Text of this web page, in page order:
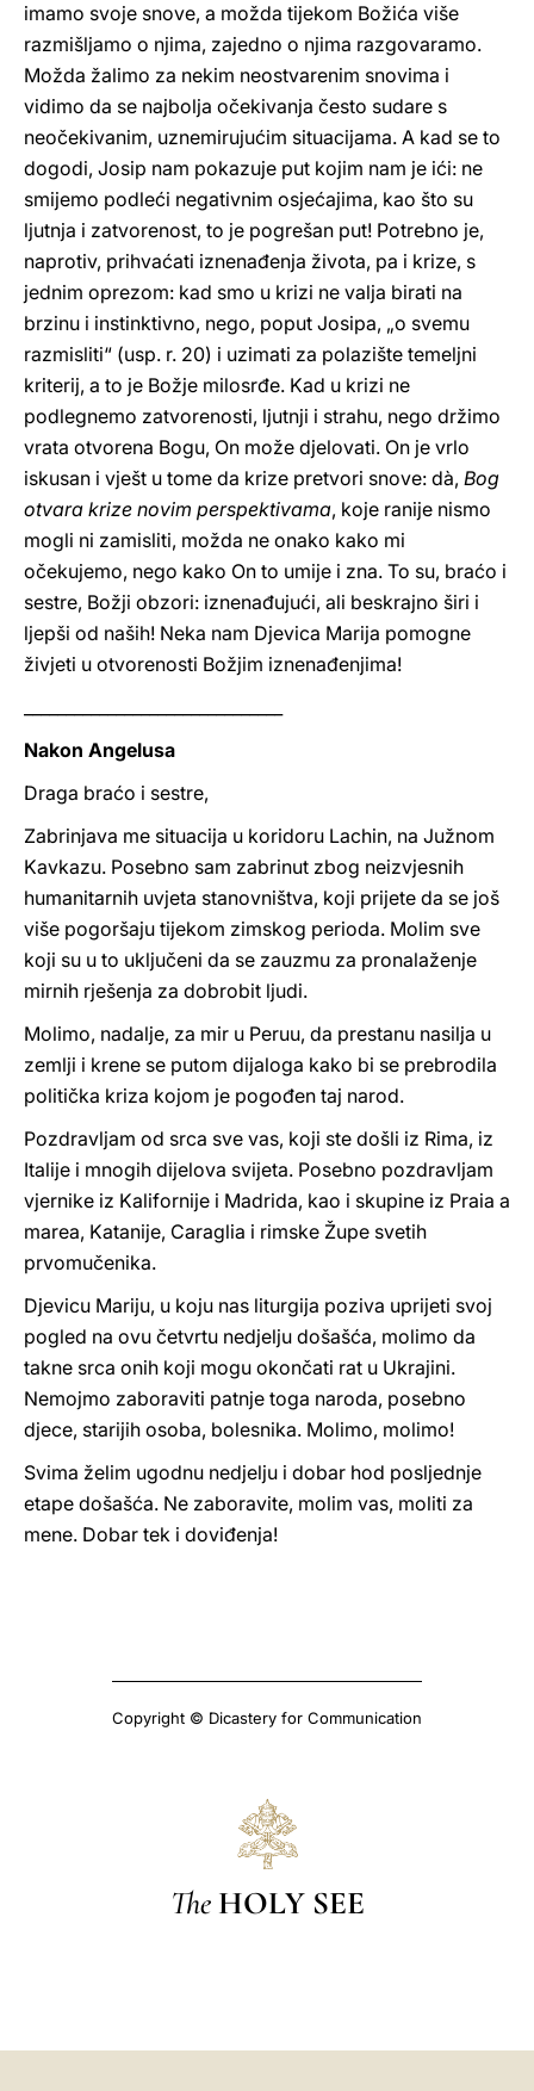
imamo svoje snove, a možda tijekom Božića više
razmišljamo o njima, zajedno o njima razgovaramo.
Možda žalimo za nekim neostvarenim snovima i
vidimo da se najbolja očekivanja često sudare s
neočekivanim, uznemirujućim situacijama. A kad se to
dogodi, Josip nam pokazuje put kojim nam je ići: ne
smijemo podleći negativnim osjećajima, kao što su
ljutnja i zatvorenost, to je pogrešan put! Potrebno je,
naprotiv, prihvaćati iznenađenja života, pa i krize, s
jednim oprezom: kad smo u krizi ne valja birati na
brzinu i instinktivno, nego, poput Josipa, „o svemu
razmisliti“ (usp. r. 20) i uzimati za polazište temeljni
kriterij, a to je Božje milosrđe. Kad u krizi ne
podlegnemo zatvorenosti, ljutnji i strahu, nego držimo
vrata otvorena Bogu, On može djelovati. On je vrlo
iskusan i vješt u tome da krize pretvori snove: dà, Bog
otvara krize novim perspektivama, koje ranije nismo
mogli ni zamisliti, možda ne onako kako mi
očekujemo, nego kako On to umije i zna. To su, braćo i
sestre, Božji obzori: iznenađujući, ali beskrajno širi i
ljepši od naših! Neka nam Djevica Marija pomogne
živjeti u otvorenosti Božjim iznenađenjima!
Nakon Angelusa
Draga braćo i sestre,
Zabrinjava me situacija u koridoru Lachin, na Južnom
Kavkazu. Posebno sam zabrinut zbog neizvjesnih
humanitarnih uvjeta stanovništva, koji prijete da se još
više pogoršaju tijekom zimskog perioda. Molim sve
koji su u to uključeni da se zauzmu za pronalaženje
mirnih rješenja za dobrobit ljudi.
Molimo, nadalje, za mir u Peruu, da prestanu nasilja u
zemlji i krene se putom dijaloga kako bi se prebrodila
politička kriza kojom je pogođen taj narod.
Pozdravljam od srca sve vas, koji ste došli iz Rima, iz
Italije i mnogih dijelova svijeta. Posebno pozdravljam
vjernike iz Kalifornije i Madrida, kao i skupine iz Praia a
marea, Katanije, Caraglia i rimske Župe svetih
prvomučenika.
Djevicu Mariju, u koju nas liturgija poziva uprijeti svoj
pogled na ovu četvrtu nedjelju došašća, molimo da
takne srca onih koji mogu okončati rat u Ukrajini.
Nemojmo zaboraviti patnje toga naroda, posebno
djece, starijih osoba, bolesnika. Molimo, molimo!
Svima želim ugodnu nedjelju i dobar hod posljednje
etape došašća. Ne zaboravite, molim vas, moliti za
mene. Dobar tek i doviđenja!
Copyright © Dicastery for Communication
The HOLY SEE